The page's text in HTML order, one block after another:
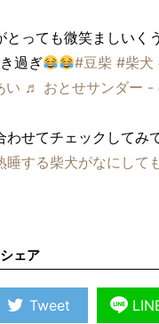
とっても微笑ましいく
過ぎ #豆柴 #柴犬
い ♬ おとせサンダー -
わせてチェックしてみ
する柴犬がなにして
ェア
Tweet